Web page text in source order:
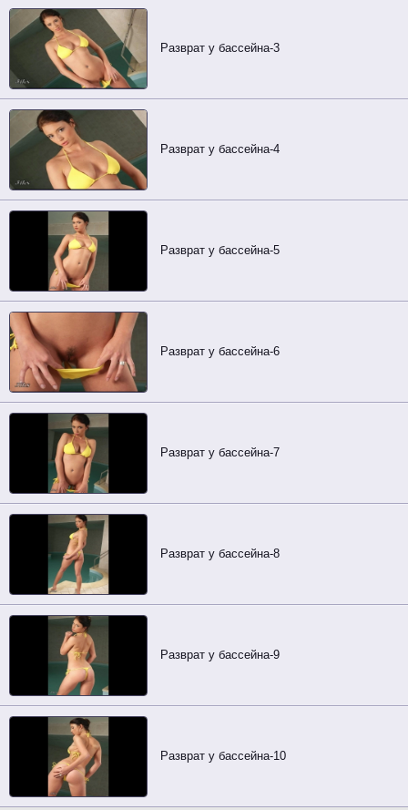
Разврат у бассейна-3
Разврат у бассейна-4
Разврат у бассейна-5
Разврат у бассейна-6
Разврат у бассейна-7
Разврат у бассейна-8
Разврат у бассейна-9
Разврат у бассейна-10